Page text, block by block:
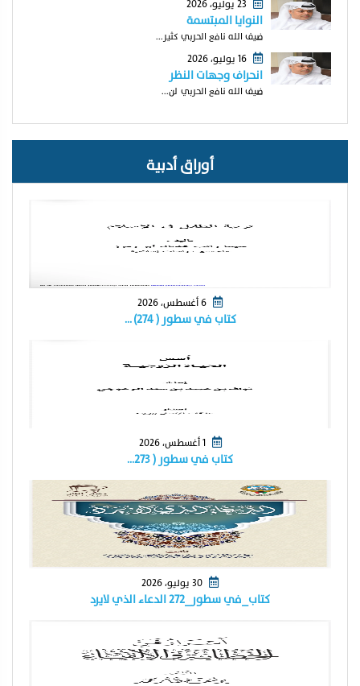
النوايا المبتسمة
ضيف الله نافع الحربي كثير...
16 يوليو، 2026
انحراف وجهات النظر
ضيف الله نافع الحربي لن...
أوراق أدبية
كتاب في سطور ( ٢٧٤) …
1 أغسطس، 2026
كتاب في سطور ( ٢٧٣…
كتاب_في سطور_٢٧٢ الدعاء الذي لايرد